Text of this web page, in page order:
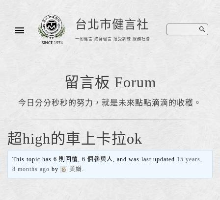
台北市健言社
一朝健言 終身健言 接受訓練 服務社會
留言板 Forum
今日分分秒秒的努力，就是未來點點滴滴的收穫。
超high的車上卡拉ok
This topic has 6 則回覆, 6 個參與人, and was last updated 15 years,
8 months ago by 美娟 .